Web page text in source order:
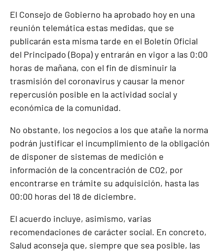
El Consejo de Gobierno ha aprobado hoy en una
reunión telemática estas medidas, que se
publicarán esta misma tarde en el Boletín Oficial
del Principado (Bopa) y entrarán en vigor a las 0:00
horas de mañana, con el fin de disminuir la
trasmisión del coronavirus y causar la menor
repercusión posible en la actividad social y
económica de la comunidad.
No obstante, los negocios a los que atañe la norma
podrán justificar el incumplimiento de la obligación
de disponer de sistemas de medición e
información de la concentración de CO2, por
encontrarse en trámite su adquisición, hasta las
00:00 horas del 18 de diciembre.
El acuerdo incluye, asimismo, varias
recomendaciones de carácter social. En concreto,
Salud aconseja que, siempre que sea posible, las